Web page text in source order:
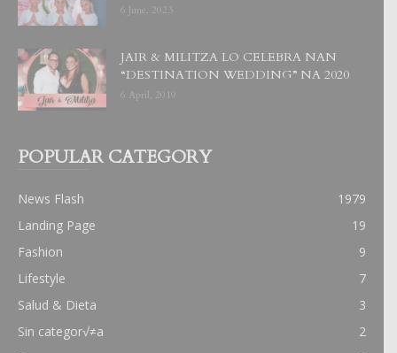
6 June, 2023
JAIR & MILITZA LO CELEBRA NAN
“DESTINATION WEDDING” NA 2020
6 April, 2019
POPULAR CATEGORY
News Flash
1979
Landing Page
19
Fashion
9
Lifestyle
7
Salud & Dieta
3
Sin categor√≠a
2